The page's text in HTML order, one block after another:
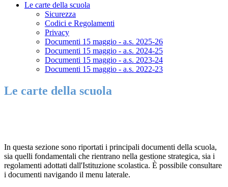
Le carte della scuola
Sicurezza
Codici e Regolamenti
Privacy
Documenti 15 maggio - a.s. 2025-26
Documenti 15 maggio - a.s. 2024-25
Documenti 15 maggio - a.s. 2023-24
Documenti 15 maggio - a.s. 2022-23
Le carte della scuola
In questa sezione sono riportati i principali documenti della scuola,
sia quelli fondamentali che rientrano nella gestione strategica, sia i
regolamenti adottati dall'Istituzione scolastica. È possibile consultare
i documenti navigando il menu laterale.